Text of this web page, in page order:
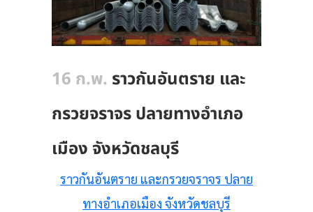
16 ก.พ. ราวกันอันตราย และ
กรวยจราจร ปลายทางอำเภอ
เมือง จังหวัดชลบุรี
ราวกันอันตราย และกรวยจราจร ปลาย
ทางอำเภอเมือง จังหวัดชลบุรี